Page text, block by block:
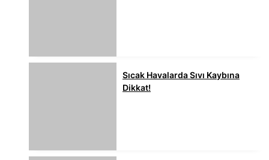
Sıcak Havalarda Sıvı Kaybına
Dikkat!